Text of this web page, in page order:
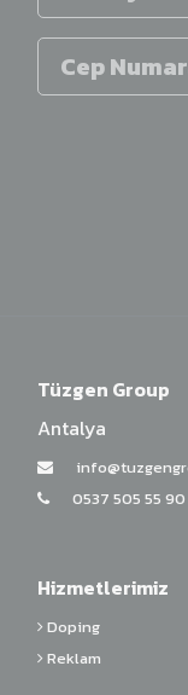
Tüzgen Group
Antalya
0537 505 55 90
Hizmetlerimiz
Doping
Reklam